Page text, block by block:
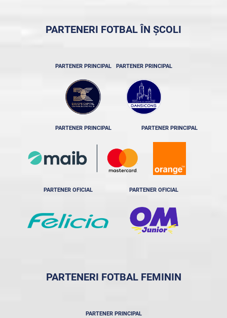
PARTENERI FOTBAL ÎN ȘCOLI
PARTENER PRINCIPAL PARTENER PRINCIPAL
PARTENER PRINCIPAL PARTENER PRINCIPAL
PARTENER OFICIAL PARTENER OFICIAL
PARTENERI FOTBAL FEMININ
PARTENER PRINCIPAL